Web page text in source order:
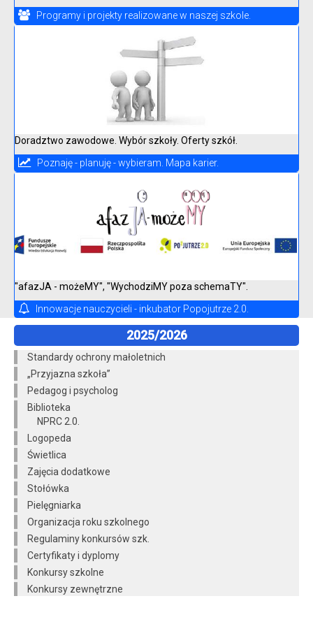
Programy i projekty realizowane w naszej szkole.
Doradztwo zawodowe. Wybór szkoły. Oferty szkół.
Poznaję - planuję - wybieram. Mapa karier.
"afazJA - możeMY", "WychodziMY poza schemaTY".
Innowacje nauczycieli - inkubator Popojutrze 2.0.
2025/2026
Standardy ochrony małoletnich
„Przyjazna szkoła”
Pedagog i psycholog
Biblioteka
NPRC 2.0.
Logopeda
Świetlica
Zajęcia dodatkowe
Stołówka
Pielęgniarka
Organizacja roku szkolnego
Regulaminy konkursów szk.
Certyfikaty i dyplomy
Konkursy szkolne
Konkursy zewnętrzne